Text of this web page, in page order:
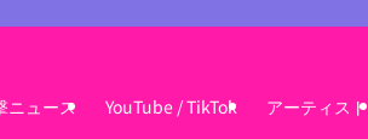
ニュース YouTube / TikTok アーティスト